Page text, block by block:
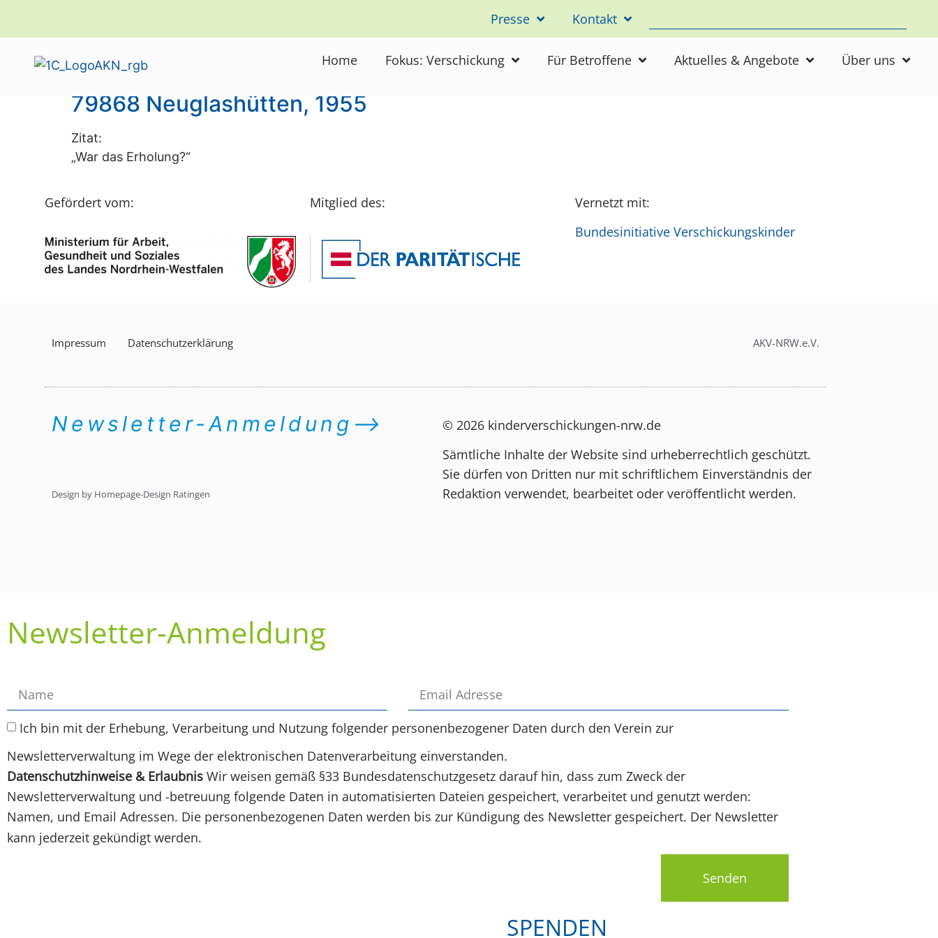
Presse Kontakt
Home Fokus: Verschickung Für Betroffene Aktuelles & Angebote Über uns
Schlagwort: Neuglashütten
79868 Neuglashütten, 1955
Zitat:
„War das Erholung?“
Gefördert vom: Mitglied des:
Vernetzt mit:
Bundesinitiative Verschickungskinder
Impressum Datenschutzerklärung AKV-NRW.e.V.
Newsletter-Anmeldung⟶
Design by Homepage-Design Ratingen
© 2026 kinderverschickungen-nrw.de
Sämtliche Inhalte der Website sind urheberrechtlich geschützt.
Sie dürfen von Dritten nur mit schriftlichem Einverständnis der
Redaktion verwendet, bearbeitet oder veröffentlicht werden.
Newsletter-Anmeldung
Ich bin mit der Erhebung, Verarbeitung und Nutzung folgender personenbezogener Daten durch den Verein zur
Newsletterverwaltung im Wege der elektronischen Datenverarbeitung einverstanden.
Datenschutzhinweise & Erlaubnis Wir weisen gemäß §33 Bundesdatenschutzgesetz darauf hin, dass zum Zweck der
Newsletterverwaltung und -betreuung folgende Daten in automatisierten Dateien gespeichert, verarbeitet und genutzt werden:
Namen, und Email Adressen. Die personenbezogenen Daten werden bis zur Kündigung des Newsletter gespeichert. Der Newsletter
kann jederzeit gekündigt werden.
Senden
SPENDEN